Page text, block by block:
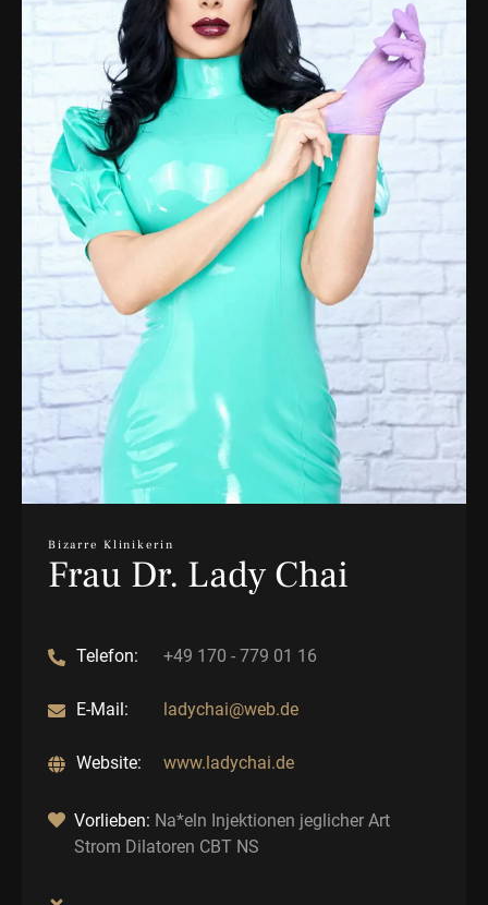
Bizarre Klinikerin
Frau Dr. Lady Chai
Telefon: +49 170 - 779 01 16
E-Mail: ladychai@web.de
Website: www.ladychai.de
Vorlieben: Na*eln Injektionen jeglicher Art
Strom Dilatoren CBT NS